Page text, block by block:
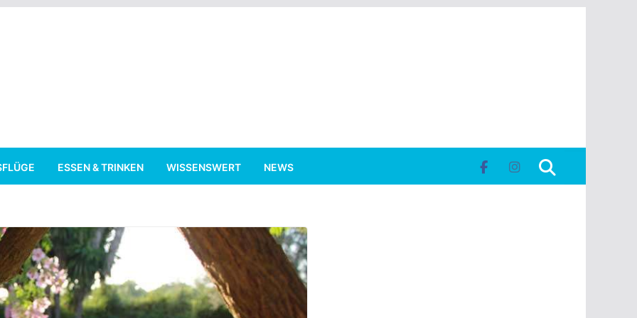
ESSEN & TRINKEN WISSENSWERT NEWS